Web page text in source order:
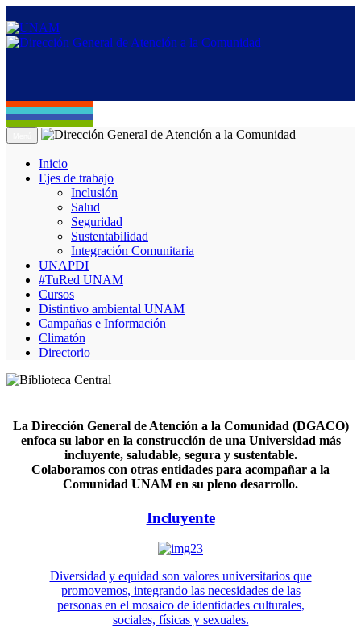
Inicio
Ejes de trabajo
Inclusión
Salud
Seguridad
Sustentabilidad
Integración Comunitaria
UNAPDI
#TuRed UNAM
Cursos
Distintivo ambiental UNAM
Campañas e Información
Climatón
Directorio
La Dirección General de Atención a la Comunidad (DGACO)
enfoca su labor en la construcción de una Universidad más
incluyente, saludable, segura y sustentable.
Colaboramos con otras entidades para acompañar a la
Comunidad UNAM en su pleno desarrollo.
Incluyente
Diversidad y equidad son valores universitarios que
promovemos, integrando las necesidades de las
personas en el mosaico de identidades culturales,
sociales, físicas y sexuales.